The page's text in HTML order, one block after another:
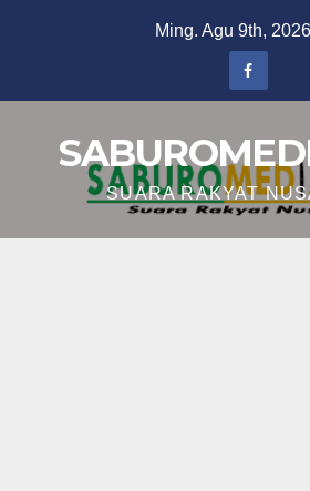
Ming. Agu 9th, 2026
SUARA RAKYAT